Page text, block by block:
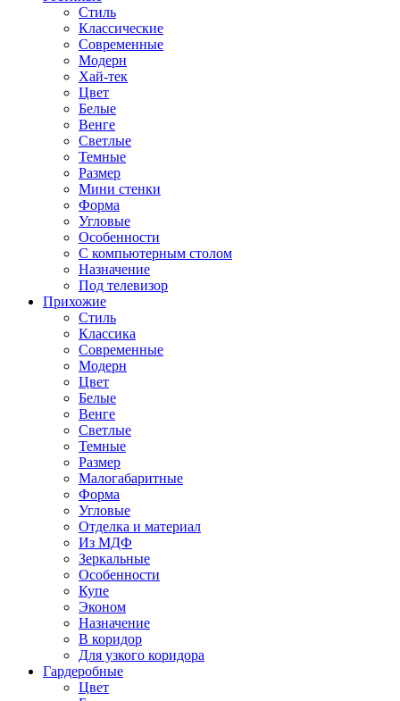
Стиль
Классические
Современные
Модерн
Хай-тек
Цвет
Белые
Венге
Светлые
Темные
Размер
Мини стенки
Форма
Угловые
Особенности
С компьютерным столом
Назначение
Под телевизор
Прихожие
Стиль
Классика
Современные
Модерн
Цвет
Белые
Венге
Светлые
Темные
Размер
Малогабаритные
Форма
Угловые
Отделка и материал
Из МДФ
Зеркальные
Особенности
Купе
Эконом
Назначение
В коридор
Для узкого коридора
Гардеробные
Цвет